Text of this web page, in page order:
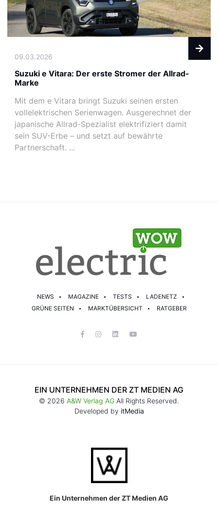
09.03.2026
Suzuki e Vitara: Der erste Stromer der Allrad-
Marke
Mit dem e Vitara bringt Suzuki seinen ersten
vollelektrischen Serienwagen. Ausgerechnet der
japanische Allrad-Spezialist elektrifiziert damit
sein SUV-Erbe – und setzt auf bewährte
Partnerschaft. ...
NEWS MAGAZINE TESTS
LADENETZ
GRÜNE SEITEN
MARKTÜBERSICHT RATGEBER
EIN UNTERNEHMEN DER ZT MEDIEN AG
© 2026 A&W Verlag AG All Rights Reserved.
Developed by itMedia
Ein Unternehmen der ZT Medien AG